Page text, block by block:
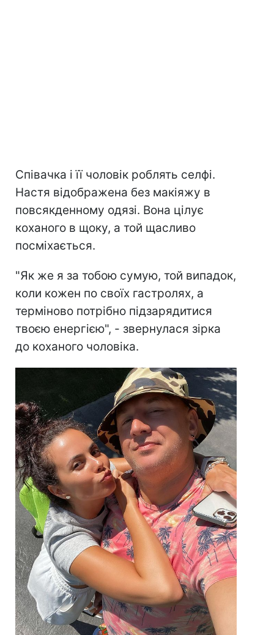
Співачка і її чоловік роблять селфі.
Настя відображена без макіяжу в
повсякденному одязі. Вона цілує
коханого в щоку, а той щасливо
посміхається.
"Як же я за тобою сумую, той випадок,
коли кожен по своїх гастролях, а
терміново потрібно підзарядитися
твоєю енергією", - звернулася зірка
до коханого чоловіка.